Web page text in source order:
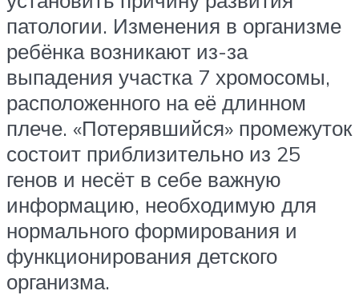
патологии. Изменения в организме
ребёнка возникают из-за
выпадения участка 7 хромосомы,
расположенного на её длинном
плече. «Потерявшийся» промежуток
состоит приблизительно из 25
генов и несёт в себе важную
информацию, необходимую для
нормального формирования и
функционирования детского
организма.